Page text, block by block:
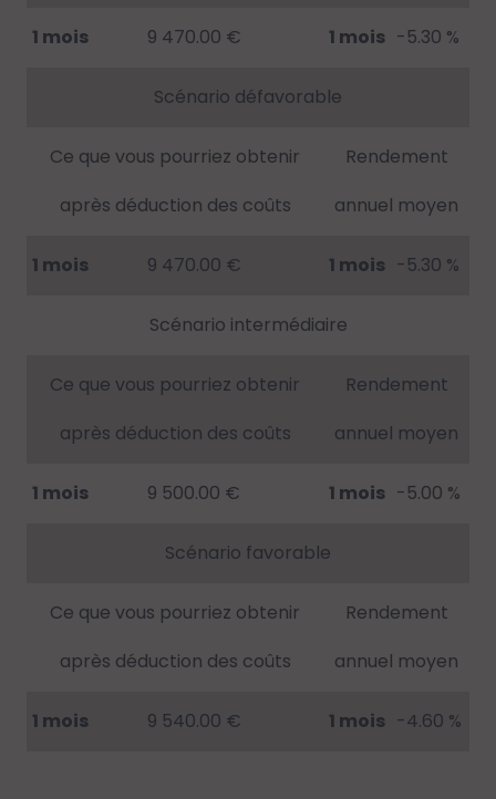
1 mois 9 470.00 € 1 mois -5.30 %
Scénario défavorable
Ce que vous pourriez obtenir
après déduction des coûts
Rendement
annuel moyen
1 mois 9 470.00 € 1 mois -5.30 %
Scénario intermédiaire
Ce que vous pourriez obtenir
après déduction des coûts
Rendement
annuel moyen
1 mois 9 500.00 € 1 mois -5.00 %
Scénario favorable
Ce que vous pourriez obtenir
après déduction des coûts
Rendement
annuel moyen
1 mois 9 540.00 € 1 mois -4.60 %